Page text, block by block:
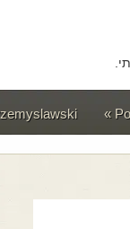
Przemyslawski